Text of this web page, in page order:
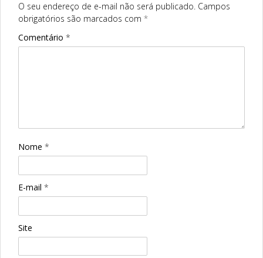
O seu endereço de e-mail não será publicado. Campos
obrigatórios são marcados com *
Comentário *
Nome *
E-mail *
Site